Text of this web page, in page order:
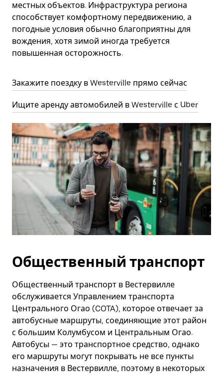
местных объектов. Инфраструктура региона
способствует комфортному передвижению, а
погодные условия обычно благоприятны для
вождения, хотя зимой иногда требуется
повышенная осторожность.
Закажите поездку в Westerville прямо сейчас
Ищите аренду автомобилей в Westerville с Uber
Общественный транспорт
Общественный транспорт в Вестервилле
обслуживается Управлением транспорта
Центрального Огао (COTA), которое отвечает за
автобусные маршруты, соединяющие этот район
с большим Колумбусом и Центральным Огао.
Автобусы — это транспортное средство, однако
его маршруты могут покрывать не все пункты
назначения в Вестервилле, поэтому в некоторых